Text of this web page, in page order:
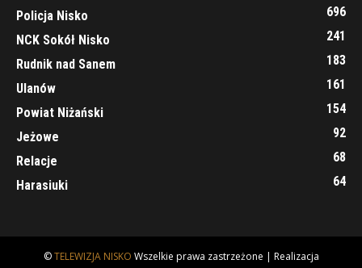
Policja Nisko
696
NCK Sokół Nisko
241
Rudnik nad Sanem
183
Ulanów
161
Powiat Niżański
154
Jeżowe
92
Relacje
68
Harasiuki
64
©TELEWIZJA NISKO Wszelkie prawa zastrzeżone | Realizacja